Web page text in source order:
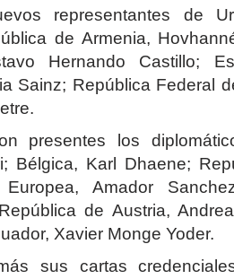
representantes de
de Armenia,
Hernando Castillo;
Sainz; República Federal
presentes los
Bélgica, Karl Dhaene;
Europea, Amador
de Austria,
Xavier Monge Yoder.
sus cartas